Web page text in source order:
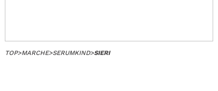
TOP>MARCHE>SERUMKIND>SIERI